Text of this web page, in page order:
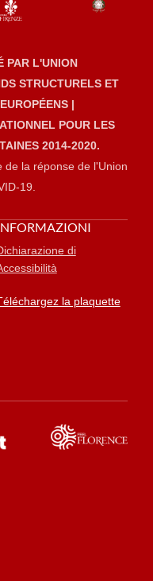
PAR L'UNION
STRUCTURELS ET
|
POUR LES
2014-2020.
de la réponse de l'Union
19.
di
la plaquette